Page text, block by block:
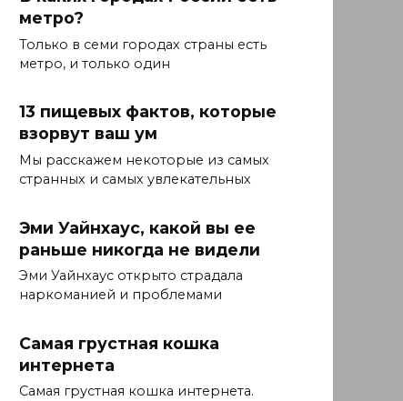
метро?
Только в семи городах страны есть
метро, и только один
13 пищевых фактов, которые
взорвут ваш ум
Мы расскажем некоторые из самых
странных и самых увлекательных
Эми Уайнхаус, какой вы ее
раньше никогда не видели
Эми Уайнхаус открыто страдала
наркоманией и проблемами
Самая грустная кошка
интернета
Самая грустная кошка интернета.